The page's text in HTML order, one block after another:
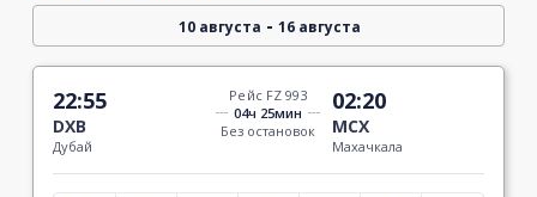
10 августа - 16 августа
22:55
DXB
Дубай
Рейс FZ 993
04ч 25мин
Без остановок
02:20
MCX
Махачкала